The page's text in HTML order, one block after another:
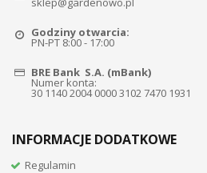
Godziny otwarcia:
PN-PT 8:00 - 17:00
BRE Bank S.A. (mBank)
Numer konta:
30 1140 2004 0000 3102 7470 1931
INFORMACJE DODATKOWE
Regulamin